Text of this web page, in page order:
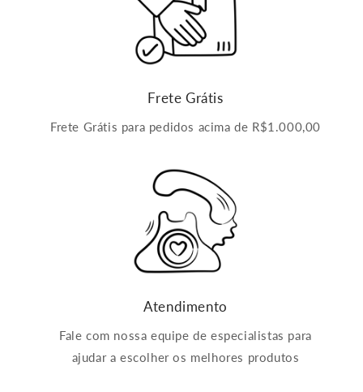
Frete Grátis
Frete Grátis para pedidos acima de R$1.000,00
Atendimento
Fale com nossa equipe de especialistas para
ajudar a escolher os melhores produtos